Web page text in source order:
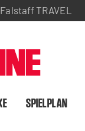
Falstaff TRAVEL
SPIELPLAN